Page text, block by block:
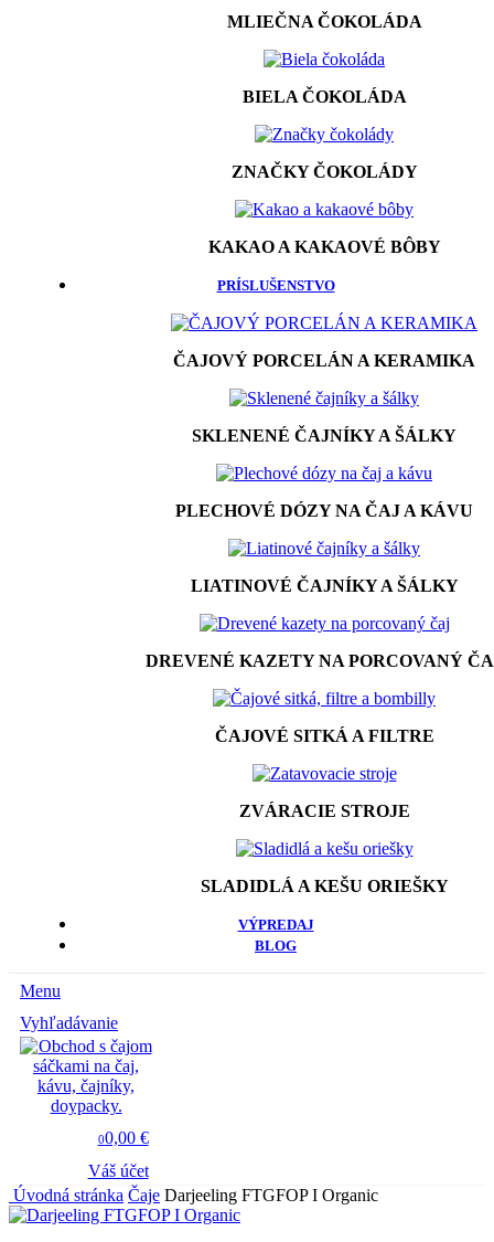
MLIEČNA ČOKOLÁDA
BIELA ČOKOLÁDA
ZNAČKY ČOKOLÁDY
KAKAO A KAKAOVÉ BÔBY
PRÍSLUŠENSTVO
ČAJOVÝ PORCELÁN A KERAMIKA
SKLENENÉ ČAJNÍKY A ŠÁLKY
PLECHOVÉ DÓZY NA ČAJ A KÁVU
LIATINOVÉ ČAJNÍKY A ŠÁLKY
DREVENÉ KAZETY NA PORCOVANÝ
ČAJOVÉ SITKÁ A FILTRE
ZVÁRACIE STROJE
SLADIDLÁ A KEŠU ORIEŠKY
VÝPREDAJ
BLOG
Menu
Vyhľadávanie
00,00 €
Váš účet
Úvodná stránka Čaje Darjeeling FTGFOP I Organic